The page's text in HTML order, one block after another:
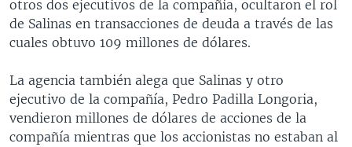
ECUADOR
VENEZUELA
HONDURAS
NICARAGUA
MUNDO
ECONOMÍA
TECNOLOGÍA
DEPORTES
UCRANIA
MULTIMEDIA
FOTOGRAFÍA
AUDIOS
EL MUNDO AL DÍA
FORO INTERAMERICANO
RADIO
AVANCE INFORMATIVO
DIRECT
otros dos ejecutivos de la compañía, ocultaron el rol
de Salinas en transacciones de deuda a través de las
cuales obtuvo 109 millones de dólares.
La agencia también alega que Salinas y otro
ejecutivo de la compañía, Pedro Padilla Longoria,
vendieron millones de dólares de acciones de la
compañía mientras que los accionistas no estaban al